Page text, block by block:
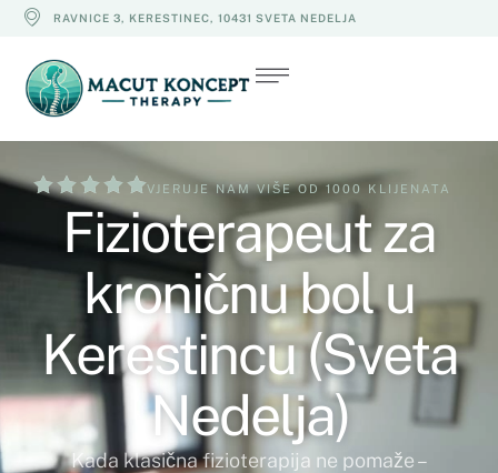
RAVNICE 3, KERESTINEC, 10431 SVETA NEDELJA
VJERUJE NAM VIŠE OD 1000 KLIJENATA
Fizioterapeut za
kroničnu bol u
Kerestincu (Sveta
Nedelja)
Kada klasična fizioterapija ne pomaže –